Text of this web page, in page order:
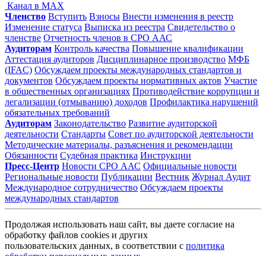
Канал в MAX
Членство Вступить Взносы Внести изменения в реестр
Изменение статуса Выписка из реестра Свидетельство о
членстве Отчетность членов в СРО ААС
Аудиторам Контроль качества Повышение квалификации
Аттестация аудиторов Дисциплинарное производство МФБ
(IFAC) Обсуждаем проекты международных стандартов и
документов Обсуждаем проекты нормативных актов Участие
в общественных организациях Противодействие коррупции и
легализации (отмыванию) доходов Профилактика нарушений
обязательных требований
Аудиторам Законодательство Развитие аудиторской
деятельности Стандарты Совет по аудиторской деятельности
Методические материалы, разъяснения и рекомендации
Обязанности Судебная практика Инструкции
Пресс-Центр Новости СРО ААС Официальные новости
Региональные новости Публикации Вестник Журнал Аудит
Международное сотрудничество Обсуждаем проекты
международных стандартов
Продолжая использовать наш сайт, вы даете согласие на
обработку файлов cookies и других
пользовательских данных, в соответствии с политика